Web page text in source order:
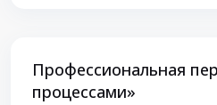
Профессиональная
процессами»